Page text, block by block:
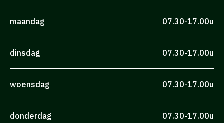
maandag 07.30-17.00u
dinsdag 07.30-17.00u
woensdag 07.30-17.00u
donderdag 07.30-17.00u